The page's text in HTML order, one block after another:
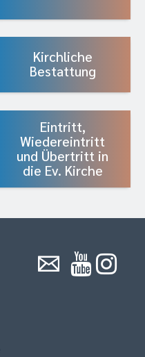
Kirchliche
Bestattung
Eintritt,
Wiedereintritt
und Übertritt in
die Ev. Kirche